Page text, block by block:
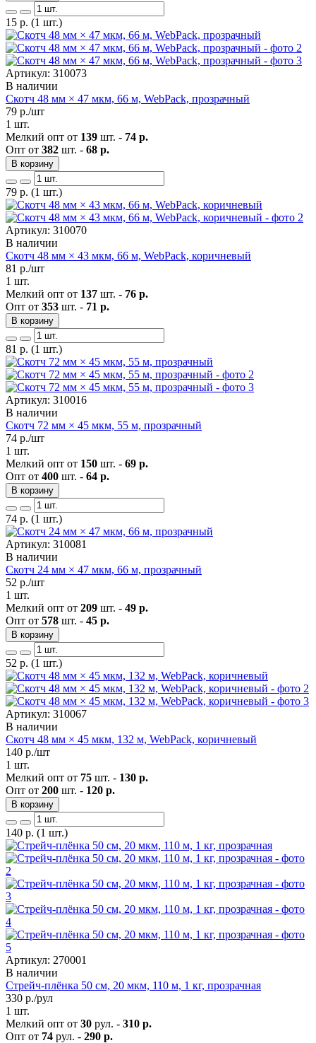
15 р. (1 шт.)
Артикул: 310073
В наличии
Скотч 48 мм × 47 мкм, 66 м, WebPack, прозрачный
79 р./шт
1 шт.
Мелкий опт от 139 шт. - 74 р.
Опт от 382 шт. - 68 р.
В корзину
79 р. (1 шт.)
Артикул: 310070
В наличии
Скотч 48 мм × 43 мкм, 66 м, WebPack, коричневый
81 р./шт
1 шт.
Мелкий опт от 137 шт. - 76 р.
Опт от 353 шт. - 71 р.
В корзину
81 р. (1 шт.)
Артикул: 310016
В наличии
Скотч 72 мм × 45 мкм, 55 м, прозрачный
74 р./шт
1 шт.
Мелкий опт от 150 шт. - 69 р.
Опт от 400 шт. - 64 р.
В корзину
74 р. (1 шт.)
Артикул: 310081
В наличии
Скотч 24 мм × 47 мкм, 66 м, прозрачный
52 р./шт
1 шт.
Мелкий опт от 209 шт. - 49 р.
Опт от 578 шт. - 45 р.
В корзину
52 р. (1 шт.)
Артикул: 310067
В наличии
Скотч 48 мм × 45 мкм, 132 м, WebPack, коричневый
140 р./шт
1 шт.
Мелкий опт от 75 шт. - 130 р.
Опт от 200 шт. - 120 р.
В корзину
140 р. (1 шт.)
Артикул: 270001
В наличии
Стрейч-плёнка 50 см, 20 мкм, 110 м, 1 кг, прозрачная
330 р./рул
1 шт.
Мелкий опт от 30 рул. - 310 р.
Опт от 74 рул. - 290 р.